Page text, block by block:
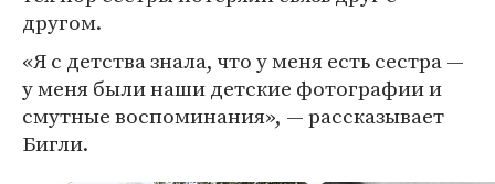
другом.
«Я с детства знала, что у меня есть сестра —
у меня были наши детские фотографии и
смутные воспоминания», — рассказывает
Бигли.